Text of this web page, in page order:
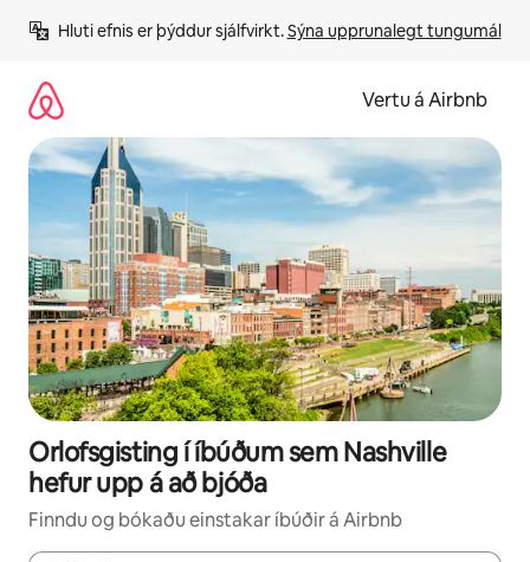
beint
Hluti efnis er þýddur sjálfvirkt. Sýna upprunalegt tungumál
Vertu á Airbnb
Orlofsgisting í íbúðum sem Nashville
hefur upp á að bjóða
Finndu og bókaðu einstakar íbúðir á Airbnb